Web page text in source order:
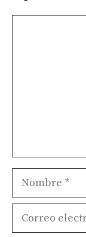
Nombre
Correo